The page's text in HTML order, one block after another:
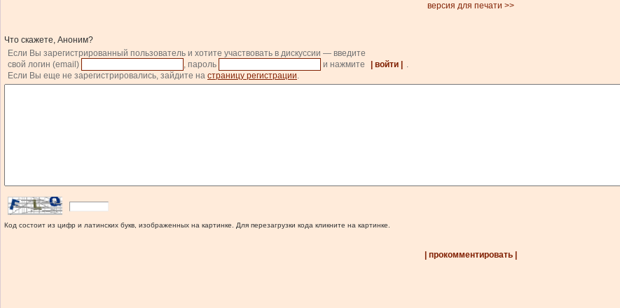
версия для печати >>
Что скажете, Аноним?
Если Вы зарегистрированный пользователь и хотите участвовать в дискуссии — введите
свой логин (email)
, пароль и нажмите | войти |
.
Если Вы еще не зарегистрировались, зайдите на страницу регистрации.
Код состоит из цифр и латинских букв, изображенных на картинке. Для перезагрузки кода кликните на картинке.
| прокомментировать |